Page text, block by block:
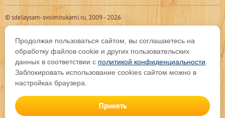
© sdelaysam-svoimirukami.ru, 2009 - 2026
Продолжая пользоваться сайтом, вы соглашаетесь на
обработку файлов cookie и других пользовательских
данных в соответствии с политикой конфиденциальности
Заблокировать использование cookies сайтом можно в
настройках браузера.
Принять